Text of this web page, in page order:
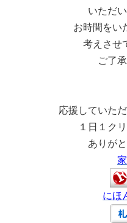
いただ
お時間をい
考えさせ
ご了
応援していた
１日１ク
ありが
にほ